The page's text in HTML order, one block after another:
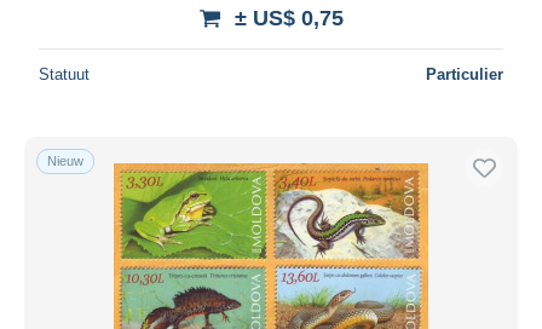
Toepassen
± US$ 0,75
Statuut Particulier
Nieuw